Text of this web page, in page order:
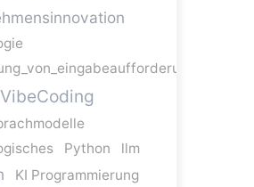
VibeCoding
Python llm
KI Programmierung